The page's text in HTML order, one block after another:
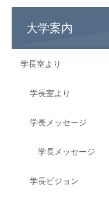
大学案内
学長室より
学長室より
学長メッセージ
学長メッセージ
学長ビジョン